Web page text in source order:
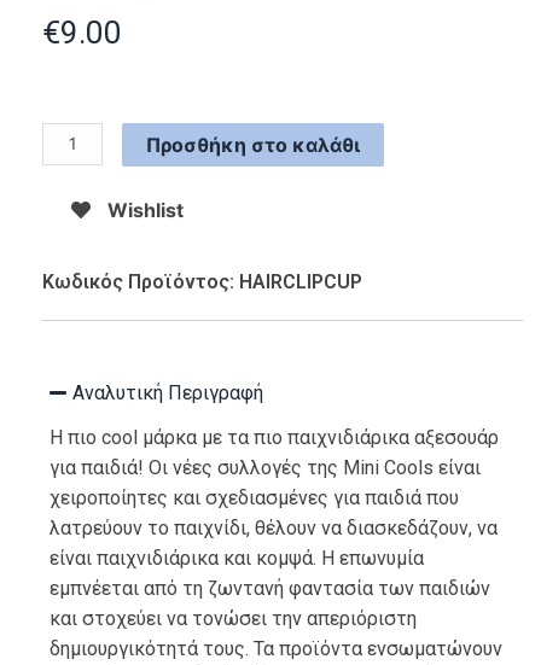
€9.00
Προσθήκη στο καλάθι
Wishlist
Κωδικός Προϊόντος: HAIRCLIPCUP
Αναλυτική Περιγραφή
Η πιο cool μάρκα με τα πιο παιχνιδιάρικα αξεσουάρ
για παιδιά! Οι νέες συλλογές της Mini Cools είναι
χειροποίητες και σχεδιασμένες για παιδιά που
λατρεύουν το παιχνίδι, θέλουν να διασκεδάζουν, να
είναι παιχνιδιάρικα και κομψά. Η επωνυμία
εμπνέεται από τη ζωντανή φαντασία των παιδιών
και στοχεύει να τονώσει την απεριόριστη
δημιουργικότητά τους. Τα προϊόντα ενσωματώνουν